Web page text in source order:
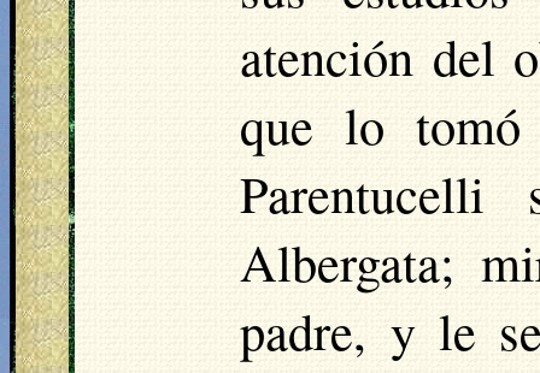
atención del
que lo tomó
Albergata;
padre, y le